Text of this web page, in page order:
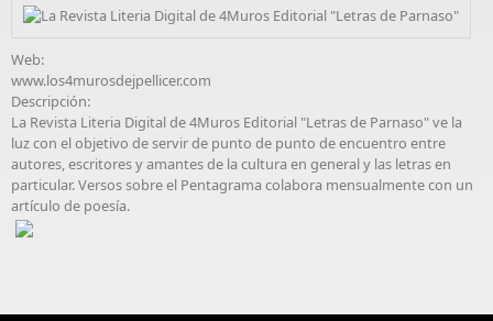
Web:
www.los4murosdejpellicer.com
Descripción:
La Revista Literia Digital de 4Muros Editorial "Letras de Parnaso" ve la
luz con el objetivo de servir de punto de punto de encuentro entre
autores, escritores y amantes de la cultura en general y las letras en
particular. Versos sobre el Pentagrama colabora mensualmente con un
artículo de poesía.